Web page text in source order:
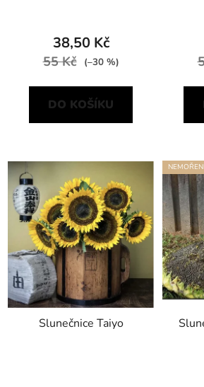
38,50 Kč
55 Kč (–30 %)
DO KOŠÍKU
Slunečnice Taiyo